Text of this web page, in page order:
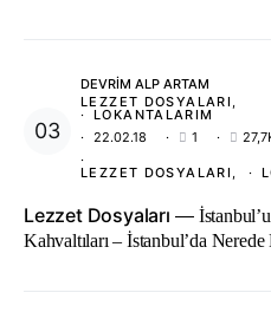
DEVRIM ALP ARTAM
LEZZET DOSYALARI
LOKANTALARIM
22.02.18
1
LEZZET DOSYALARI
Lezzet Dosyaları
Kahvaltıları – İstanbul’da